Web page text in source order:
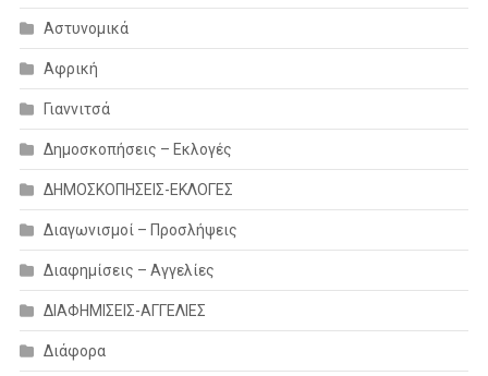
Αστυνομικά
Αφρική
Γιαννιτσά
Δημοσκοπήσεις – Εκλογές
ΔΗΜΟΣΚΟΠΗΣΕΙΣ-ΕΚΛΟΓΕΣ
Διαγωνισμοί – Προσλήψεις
Διαφημίσεις – Αγγελίες
ΔΙΑΦΗΜΙΣΕΙΣ-ΑΓΓΕΛΙΕΣ
Διάφορα